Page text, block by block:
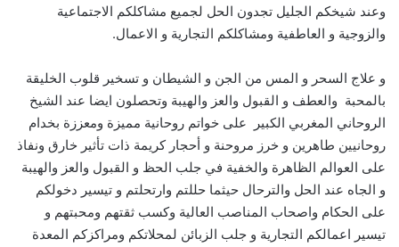
وعند شيخكم الجليل تجدون الحل لجميع مشاكلكم الاجتماعية
والزوجية و العاطفية ومشاكلكم التجارية و الاعمال.
و علاج السحر و المس من الجن و الشيطان و تسخير قلوب الخليقة
بالمحبة والعطف و القبول والعز والهيبة وتحصلون ايضا عند الشيخ
الروحاني المغربي الكبير على خواتم روحانية مميزة ومعززة بخدام
روحانيين طاهرين و خرز مروحنة و أحجار كريمة ذات تأثير خارق ونفاذ
على العوالم الظاهرة والخفية في جلب الحظ و القبول والعز والهيبة
و الجاه عند الحل والترحال حيثما حللتم وارتحلتم و تيسير دخولكم
على الحكام واصحاب المناصب العالية وكسب ثقتهم ومحبتهم و
تيسير اعمالكم التجارية و جلب الزبائن لمحلاتكم ومراكزكم المعدة